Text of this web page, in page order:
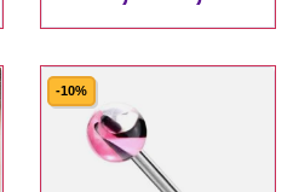
-10%